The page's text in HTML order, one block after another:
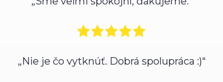
„Nie je čo vytknúť. Dobrá spolupráca :)“